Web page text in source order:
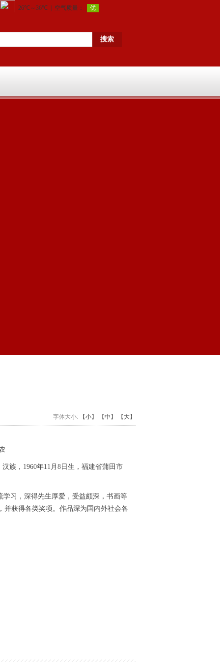
字体大小: 【小】 【中】 【大】
汉族，1960年11 月8 日生，福建省蒲田市
学习，深得先生厚爱，受益颇深，书画等
并获得各类奖项。作品深为国内外社会各